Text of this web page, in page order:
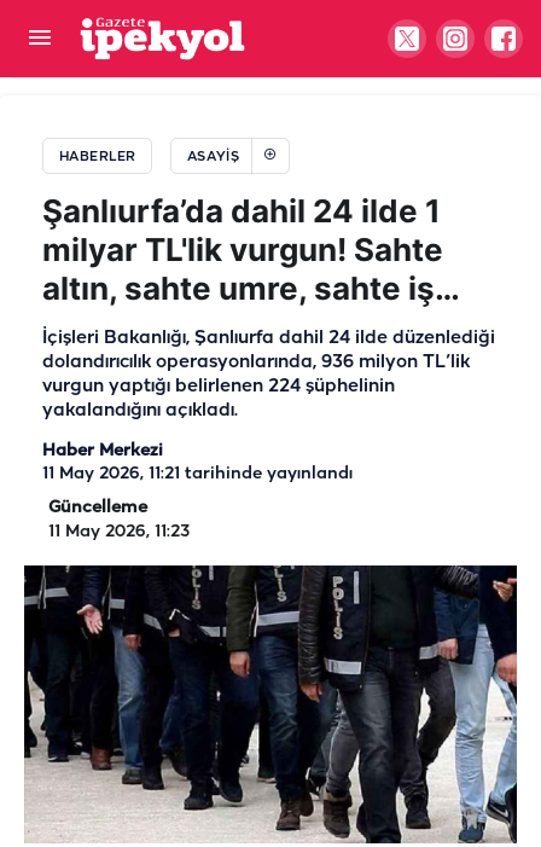
HABERLER ASAYIŞ
Şanlıurfa’da dahil 24 ilde 1
milyar TL'lik vurgun! Sahte
altın, sahte umre, sahte iş…
İçişleri Bakanlığı, Şanlıurfa dahil 24 ilde düzenlediği
dolandırıcılık operasyonlarında, 936 milyon TL’lik
vurgun yaptığı belirlenen 224 şüphelinin
yakalandığını açıkladı.
Haber Merkezi
11 May 2026, 11:21 tarihinde yayınlandı
Güncelleme
11 May 2026, 11:23
Şanlıurfa’da sürücüyü şaşırtan ses: Motor